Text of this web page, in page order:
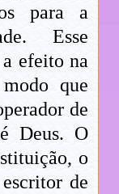
para a
Esse
efeito na
que
de
Deus. O
o
de